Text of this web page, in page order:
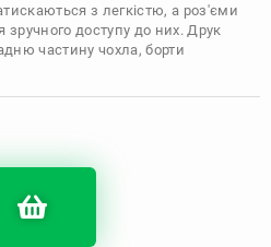
з легкістю, а роз'єми
доступу до них. Друк
частину чохла, борти